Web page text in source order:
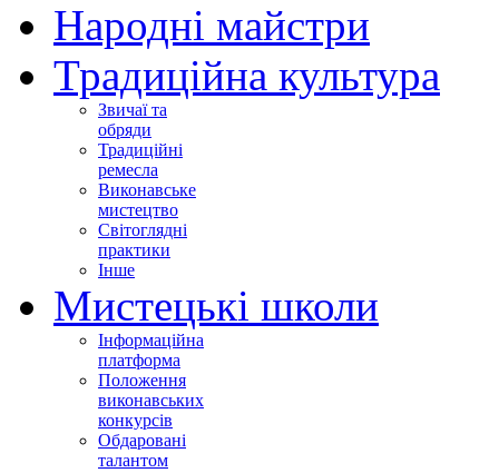
Народні майстри
Традиційна культура
Звичаї та
обряди
Традиційні
ремесла
Виконавське
мистецтво
Світоглядні
практики
Інше
Мистецькі школи
Інформаційна
платформа
Положення
виконавських
конкурсів
Обдаровані
талантом